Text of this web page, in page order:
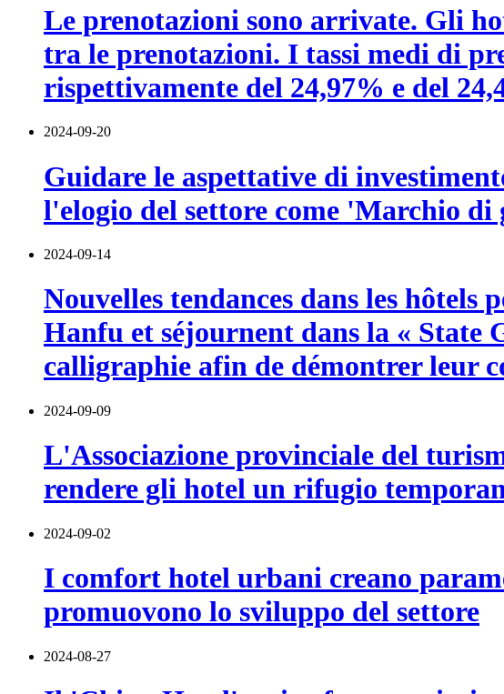
Le prenotazioni sono arrivate. Gli
tra le prenotazioni. I tassi medi di
rispettivamente del 24,97% e del
2024-09-20
Guidare le aspettative di
l'elogio del settore come 'Marchio di
2024-09-14
Nouvelles tendances dans les
Hanfu et séjournent dans la « State
calligraphie afin de démontrer leur
2024-09-09
L'Associazione provinciale del
rendere gli hotel un rifugio
2024-09-02
I comfort hotel urbani creano
promuovono lo sviluppo del settore
2024-08-27